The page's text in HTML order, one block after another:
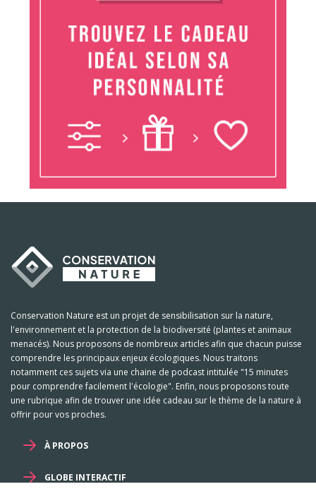
Conservation Nature est un projet de sensibilisation sur la nature,
l'environnement et la protection de la biodiversité (plantes et animaux
menacés). Nous proposons de nombreux articles afin que chacun puisse
comprendre les principaux enjeux écologiques. Nous traitons
notamment ces sujets via une chaine de podcast intitulée "15 minutes
pour comprendre facilement l'écologie". Enfin, nous proposons toute
une rubrique afin de trouver une idée cadeau sur le thème de la nature à
offrir pour vos proches.
À PROPOS
GLOBE INTERACTIF